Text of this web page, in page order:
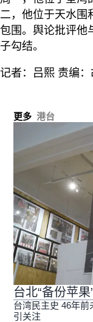
二，他位于天水围
包围。舆论批评他
子勾结。
记者：吕熙 责编
更多 港台
台湾民主史 46年前
引关注